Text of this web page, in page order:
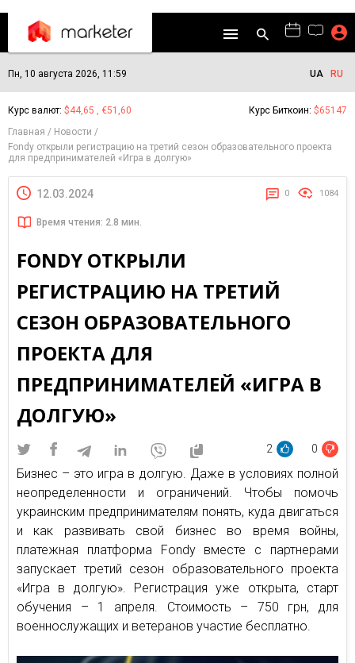
Пн, 10 августа 2026, 11:59 UA RU
Курс валют: $44,65 , €51,60 Курс Биткоин: $65147
Главная
Новости
Fondy открыли регистрацию на третий сезон образовательного проекта
для предпринимателей «Игра в долгую»
12.03.2024 0 1084
Время чтения: 2.8 мин.
FONDY ОТКРЫЛИ
РЕГИСТРАЦИЮ НА ТРЕТИЙ
СЕЗОН ОБРАЗОВАТЕЛЬНОГО
ПРОЕКТА ДЛЯ
ПРЕДПРИНИМАТЕЛЕЙ «ИГРА В
ДОЛГУЮ»
2 0
Бизнес – это игра в долгую. Даже в условиях полной
неопределенности и ограничений. Чтобы помочь
украинским предпринимателям понять, куда двигаться
и как развивать свой бизнес во время войны,
платежная платформа Fondy вместе с партнерами
запускает третий сезон образовательного проекта
«Игра в долгую». Регистрация уже открыта, старт
обучения – 1 апреля. Стоимость – 750 грн, для
военнослужащих и ветеранов участие бесплатно.